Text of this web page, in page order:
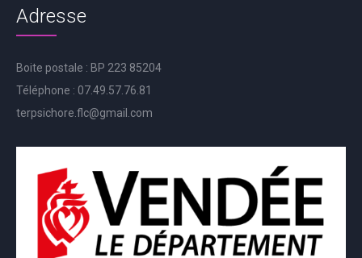
Adresse
Boite postale : BP 223 85204
Téléphone : 07.49.57.76.81
terpsichore.flc@gmail.com